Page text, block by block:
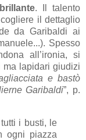
. Il talento
il dettaglio
da Garibaldi ai
Spesso
all’ironia, si
ma lapidari giudizi
e bastò
Garibaldi”, p.
i busti, le
ogni piazza